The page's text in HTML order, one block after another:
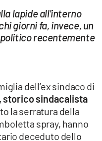
lapide all'interno
giorni fa, invece, un
recentemente
dell’ex sindaco di
storico sindacalista
la serratura della
spray, hanno
deceduto dello